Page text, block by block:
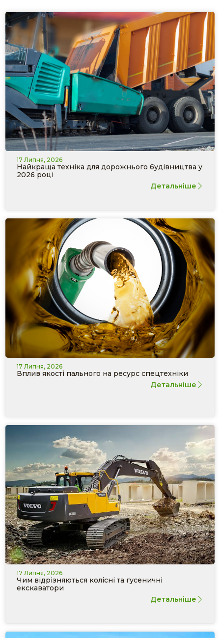
17 Липня, 2026
Найкраща техніка для дорожнього будівництва у
2026 році
Детальніше
17 Липня, 2026
Вплив якості пального на ресурс спецтехніки
Детальніше
17 Липня, 2026
Чим відрізняються колісні та гусеничні
екскаватори
Детальніше